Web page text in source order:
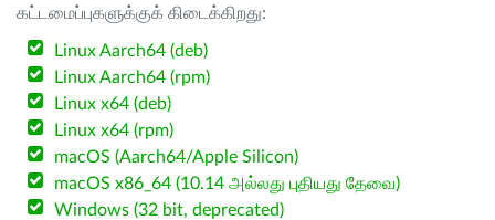
கட்டமைப்புகளுக்குக் கிடைக்கிறது:
Linux Aarch64 (deb)
Linux Aarch64 (rpm)
Linux x64 (deb)
Linux x64 (rpm)
macOS (Aarch64/Apple Silicon)
macOS x86_64 (10.14 அல்லது புதியது தேவை)
Windows (32 bit, deprecated)